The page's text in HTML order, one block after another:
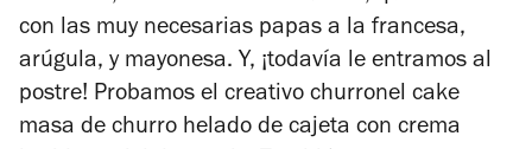
con las muy necesarias papas a la francesa,
arúgula, y mayonesa. Y, ¡todavía le entramos al
postre! Probamos el creativo churronel cake
masa de churro helado de cajeta con crema